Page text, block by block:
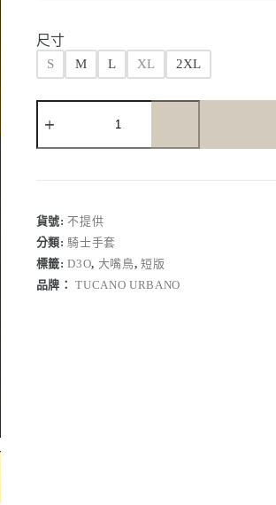
尺寸
S M L XL 2XL
Tucano
Urbano
PRO
士
手
套
-
貨號:不提供
分類:騎士手套
標籤:D3O, 大嘴鳥, 短版
品牌：TUCANO URBANO